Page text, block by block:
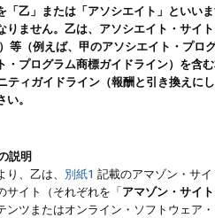
「乙」または「アソシエイト」とい
りません。乙は、アソシエイト・サイ
等（例えば、甲のアソシエイト・プ
・プログラム商標ガイドライン）を
ィガイドライン（報酬と引き換えに
。
説明
、乙は、 別紙1 記載のアマゾン・サ
サイト（それぞれを「アマゾン・サイト
ンツまたはオンライン・ソフトウェア